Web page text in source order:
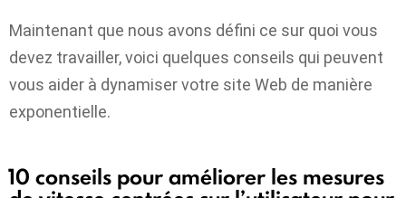
Maintenant que nous avons défini ce sur quoi vous
devez travailler, voici quelques conseils qui peuvent
vous aider à dynamiser votre site Web de manière
exponentielle.
10 conseils pour améliorer les mesures